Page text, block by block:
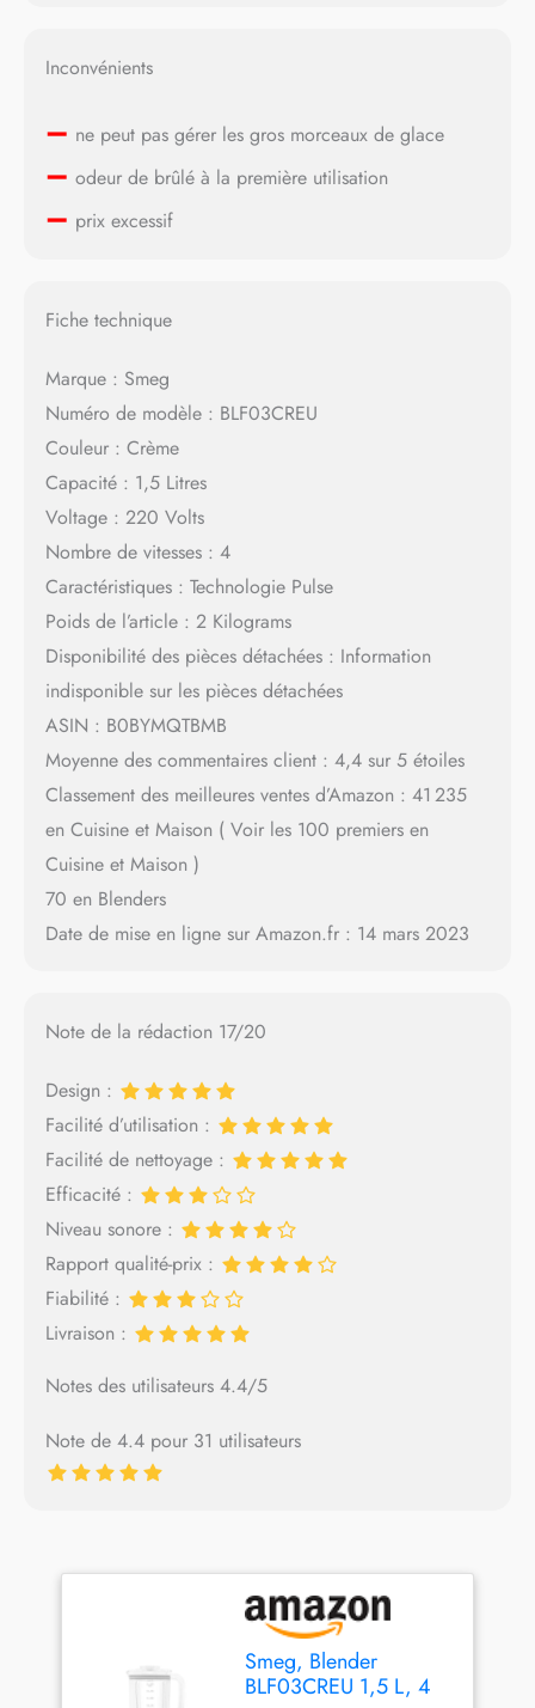
Inconvénients
– ne peut pas gérer les gros morceaux de glace
– odeur de brûlé à la première utilisation
– prix excessif
Fiche technique
Marque : Smeg
Numéro de modèle : BLF03CREU
Couleur : Crème
Capacité : 1,5 Litres
Voltage : 220 Volts
Nombre de vitesses : 4
Caractéristiques : Technologie Pulse
Poids de l’article : 2 Kilograms
Disponibilité des pièces détachées : Information
indisponible sur les pièces détachées
ASIN : B0BYMQTBMB
Moyenne des commentaires client : 4,4 sur 5 étoiles
Classement des meilleures ventes d’Amazon : 41 235
en Cuisine et Maison ( Voir les 100 premiers en
Cuisine et Maison )
70 en Blenders
Date de mise en ligne sur Amazon.fr : 14 mars 2023
Note de la rédaction 17/20
Design :
Facilité d’utilisation :
Facilité de nettoyage :
Efficacité :
Niveau sonore :
Rapport qualité-prix :
Fiabilité :
Livraison :
Notes des utilisateurs 4.4/5
Note de 4.4 pour 31 utilisateurs
Smeg, Blender
BLF03CREU 1,5 L, 4